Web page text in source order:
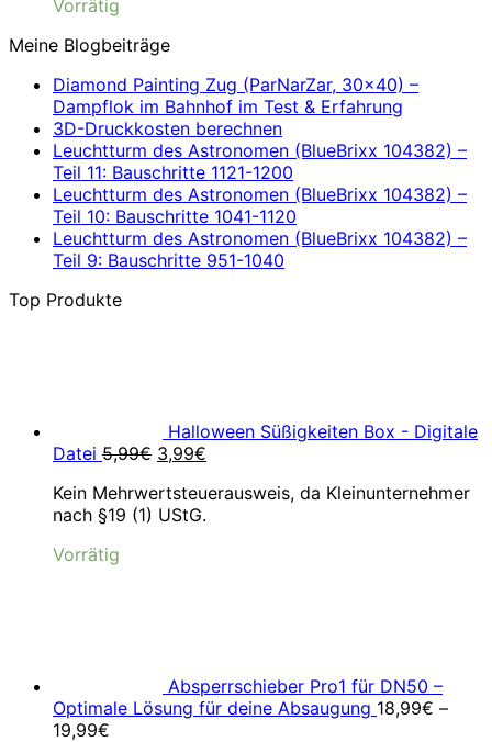
Vorrätig
Meine Blogbeiträge
Diamond Painting Zug (ParNarZar, 30×40) –
Dampflok im Bahnhof im Test & Erfahrung
3D-Druckkosten berechnen
Leuchtturm des Astronomen (BlueBrixx 104382) –
Teil 11: Bauschritte 1121-1200
Leuchtturm des Astronomen (BlueBrixx 104382) –
Teil 10: Bauschritte 1041-1120
Leuchtturm des Astronomen (BlueBrixx 104382) –
Teil 9: Bauschritte 951-1040
Top Produkte
Halloween Süßigkeiten Box - Digitale
Datei 5,99€ Ursprünglicher
war:
5,99€
3,99€
ist:
Kein Mehrwertsteuerausweis, da Kleinunternehmer
nach §19 (1) UStG.
Vorrätig
Absperrschieber Pro1 für DN50 –
Optimale Lösung für deine Absaugung 18,99€ –
19,99€